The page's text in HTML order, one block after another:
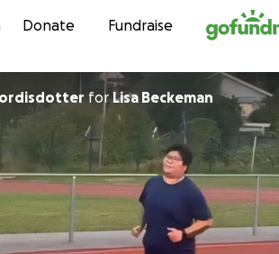
Skip to content
Donate Fundraise
forLisa Beckeman